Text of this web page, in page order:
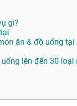
gì?
ăn & đồ uống tại
lên đến 30 loại